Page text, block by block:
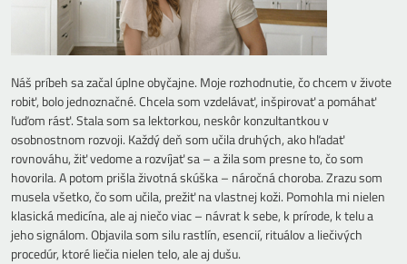
Náš príbeh sa začal úplne obyčajne. Moje rozhodnutie, čo chcem v živote
robiť, bolo jednoznačné. Chcela som vzdelávať, inšpirovať a pomáhať
ľuďom rásť. Stala som sa lektorkou, neskôr konzultantkou v
osobnostnom rozvoji. Každý deň som učila druhých, ako hľadať
rovnováhu, žiť vedome a rozvíjať sa – a žila som presne to, čo som
hovorila. A potom prišla životná skúška – náročná choroba. Zrazu som
musela všetko, čo som učila, prežiť na vlastnej koži. Pomohla mi nielen
klasická medicína, ale aj niečo viac – návrat k sebe, k prírode, k telu a
jeho signálom. Objavila som silu rastlín, esencií, rituálov a liečivých
procedúr, ktoré liečia nielen telo, ale aj dušu.